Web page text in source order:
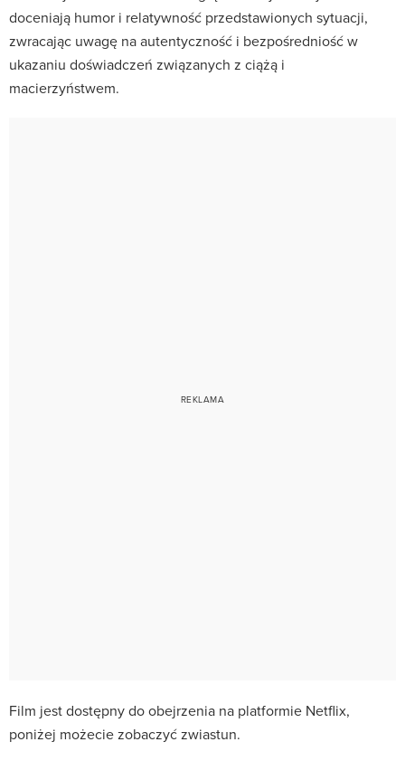
doceniają humor i relatywność przedstawionych sytuacji,
zwracając uwagę na autentyczność i bezpośredniość w
ukazaniu doświadczeń związanych z ciążą i
macierzyństwem.
Film jest dostępny do obejrzenia na platformie Netflix,
poniżej możecie zobaczyć zwiastun.